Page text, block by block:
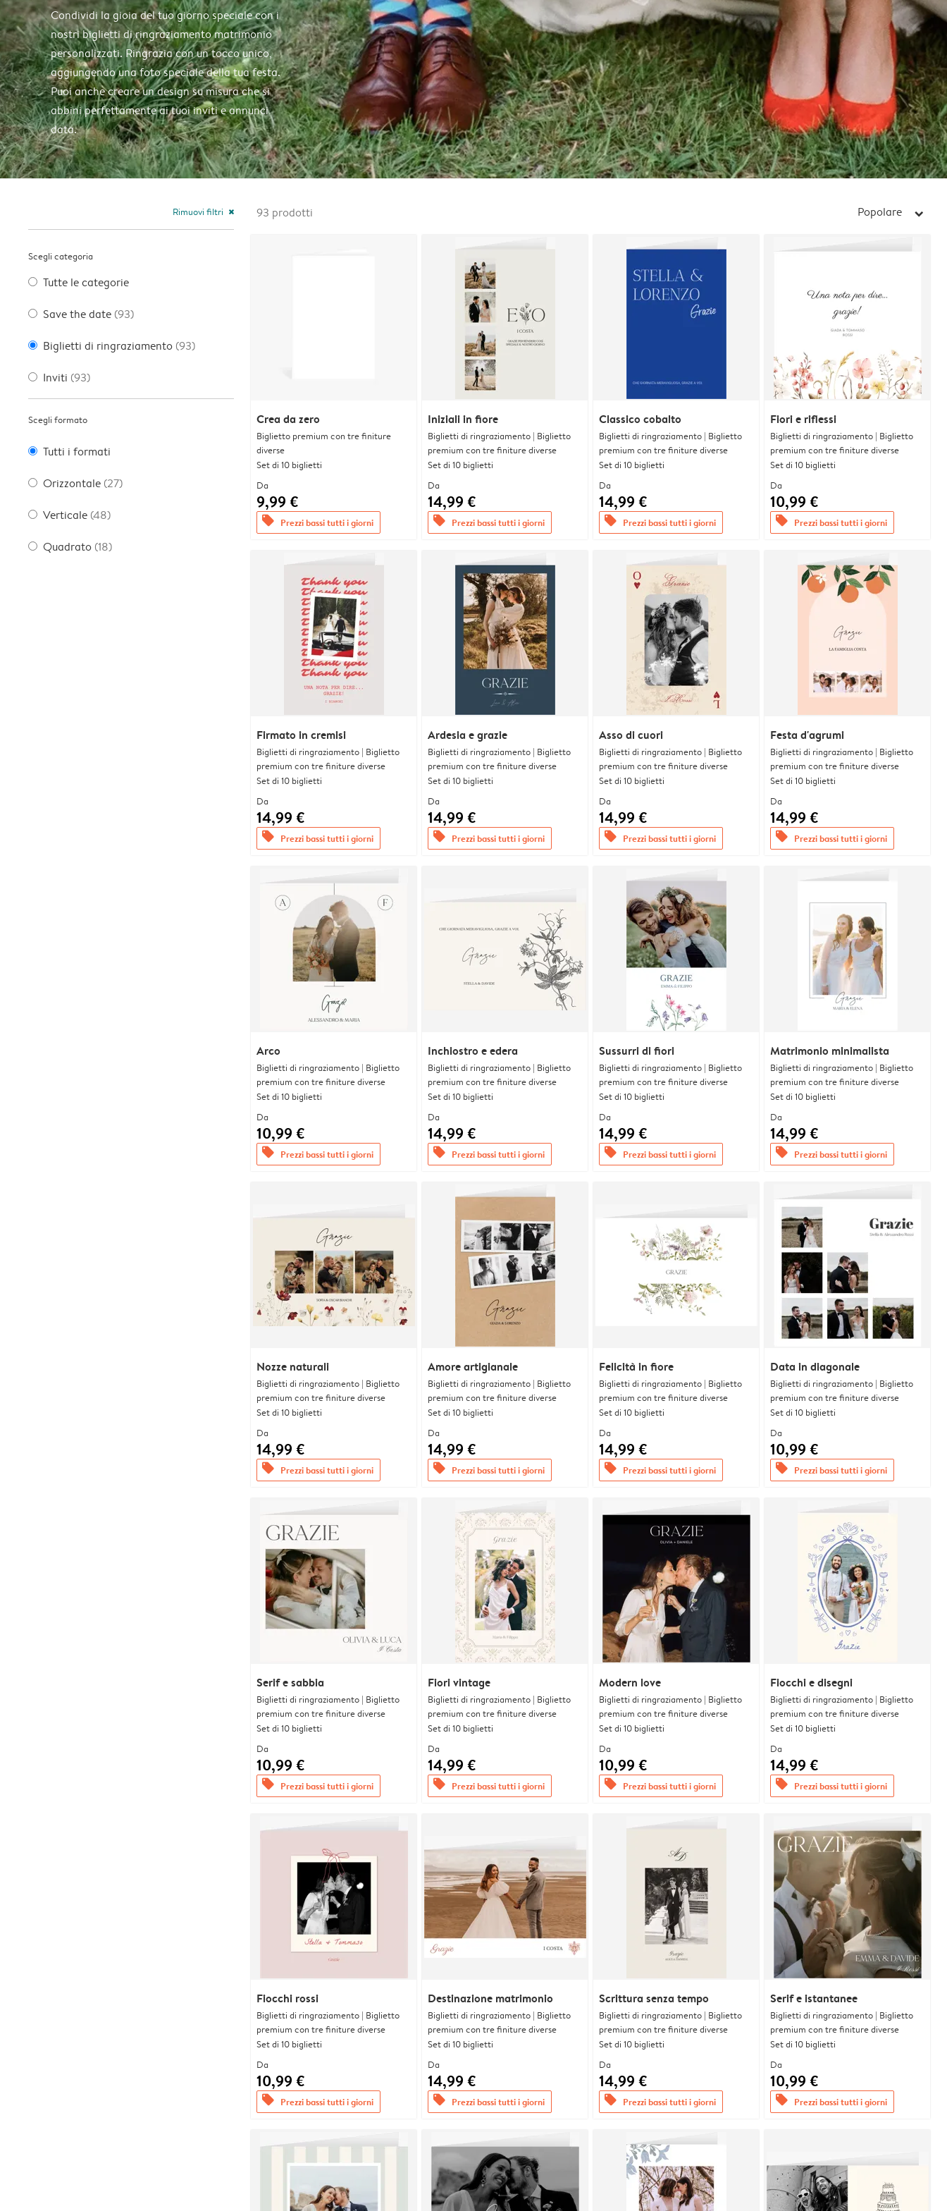
Condividi la gioia del tuo giorno speciale con i
nostri biglietti di ringraziamento matrimonio
personalizzati. Ringrazia con un tocco unico,
aggiungendo una foto speciale della tua festa.
Puoi anche creare un design su misura che si
abbini perfettamente ai tuoi inviti e annunci
data.
Rimuovi filtri close
Scegli categoria
Tutte le categorie
Save the date (93)
Biglietti di ringraziamento (93)
Inviti (93)
Scegli formato
Tutti i formati
Orizzontale (27)
Verticale (48)
Quadrato (18)
93 prodotti Popolare arrow_right
Crea da zero
Biglietto premium con tre finiture
diverse
Set di 10 biglietti
Da
9,99 €
offers Prezzi bassi tutti i giorni
Iniziali in fiore
Biglietti di ringraziamento | Biglietto
premium con tre finiture diverse
Set di 10 biglietti
Da
14,99 €
offers Prezzi bassi tutti i giorni
Classico cobalto
Biglietti di ringraziamento | Biglietto
premium con tre finiture diverse
Set di 10 biglietti
Da
14,99 €
offers Prezzi bassi tutti i giorni
Fiori e riflessi
Biglietti di ringraziamento | Biglietto
premium con tre finiture diverse
Set di 10 biglietti
Da
10,99 €
offers Prezzi bassi tutti i giorni
Firmato in cremisi
Biglietti di ringraziamento | Biglietto
premium con tre finiture diverse
Set di 10 biglietti
Da
14,99 €
offers Prezzi bassi tutti i giorni
Ardesia e grazie
Biglietti di ringraziamento | Biglietto
premium con tre finiture diverse
Set di 10 biglietti
Da
14,99 €
offers Prezzi bassi tutti i giorni
Asso di cuori
Biglietti di ringraziamento | Biglietto
premium con tre finiture diverse
Set di 10 biglietti
Da
14,99 €
offers Prezzi bassi tutti i giorni
Festa d'agrumi
Biglietti di ringraziamento | Biglietto
premium con tre finiture diverse
Set di 10 biglietti
Da
14,99 €
offers Prezzi bassi tutti i giorni
Arco
Biglietti di ringraziamento | Biglietto
premium con tre finiture diverse
Set di 10 biglietti
Da
10,99 €
offers Prezzi bassi tutti i giorni
Inchiostro e edera
Biglietti di ringraziamento | Biglietto
premium con tre finiture diverse
Set di 10 biglietti
Da
14,99 €
offers Prezzi bassi tutti i giorni
Sussurri di fiori
Biglietti di ringraziamento | Biglietto
premium con tre finiture diverse
Set di 10 biglietti
Da
14,99 €
offers Prezzi bassi tutti i giorni
Matrimonio minimalista
Biglietti di ringraziamento | Biglietto
premium con tre finiture diverse
Set di 10 biglietti
Da
14,99 €
offers Prezzi bassi tutti i giorni
Nozze naturali
Biglietti di ringraziamento | Biglietto
premium con tre finiture diverse
Set di 10 biglietti
Da
14,99 €
offers Prezzi bassi tutti i giorni
Amore artigianale
Biglietti di ringraziamento | Biglietto
premium con tre finiture diverse
Set di 10 biglietti
Da
14,99 €
offers Prezzi bassi tutti i giorni
Felicità in fiore
Biglietti di ringraziamento | Biglietto
premium con tre finiture diverse
Set di 10 biglietti
Da
14,99 €
offers Prezzi bassi tutti i giorni
Data in diagonale
Biglietti di ringraziamento | Biglietto
premium con tre finiture diverse
Set di 10 biglietti
Da
10,99 €
offers Prezzi bassi tutti i giorni
Serif e sabbia
Biglietti di ringraziamento | Biglietto
premium con tre finiture diverse
Set di 10 biglietti
Da
10,99 €
offers Prezzi bassi tutti i giorni
Fiori vintage
Biglietti di ringraziamento | Biglietto
premium con tre finiture diverse
Set di 10 biglietti
Da
14,99 €
offers Prezzi bassi tutti i giorni
Modern love
Biglietti di ringraziamento | Biglietto
premium con tre finiture diverse
Set di 10 biglietti
Da
10,99 €
offers Prezzi bassi tutti i giorni
Fiocchi e disegni
Biglietti di ringraziamento | Biglietto
premium con tre finiture diverse
Set di 10 biglietti
Da
14,99 €
offers Prezzi bassi tutti i giorni
Fiocchi rossi
Biglietti di ringraziamento | Biglietto
premium con tre finiture diverse
Set di 10 biglietti
Da
10,99 €
offers Prezzi bassi tutti i giorni
Destinazione matrimonio
Biglietti di ringraziamento | Biglietto
premium con tre finiture diverse
Set di 10 biglietti
Da
14,99 €
offers Prezzi bassi tutti i giorni
Scrittura senza tempo
Biglietti di ringraziamento | Biglietto
premium con tre finiture diverse
Set di 10 biglietti
Da
14,99 €
offers Prezzi bassi tutti i giorni
Serif e istantanee
Biglietti di ringraziamento | Biglietto
premium con tre finiture diverse
Set di 10 biglietti
Da
10,99 €
offers Prezzi bassi tutti i giorni